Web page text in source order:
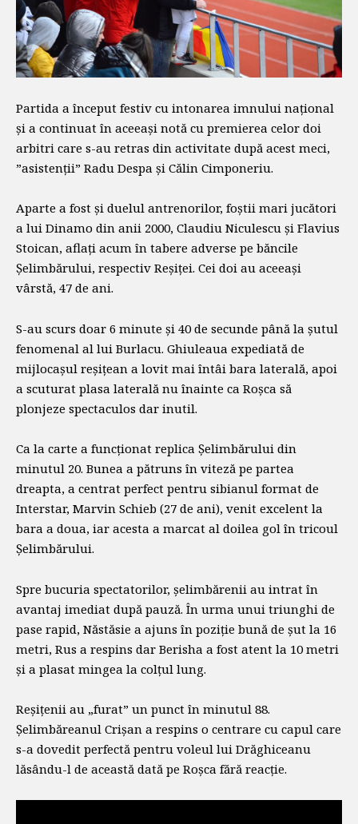
Partida a început festiv cu intonarea imnului național
și a continuat în aceeași notă cu premierea celor doi
arbitri care s-au retras din activitate după acest meci,
”asistenții” Radu Despa și Călin Cimponeriu.
Aparte a fost și duelul antrenorilor, foștii mari jucători
a lui Dinamo din anii 2000, Claudiu Niculescu și Flavius
Stoican, aflați acum în tabere adverse pe băncile
Șelimbărului, respectiv Reșiței. Cei doi au aceeași
vârstă, 47 de ani.
S-au scurs doar 6 minute și 40 de secunde până la șutul
fenomenal al lui Burlacu. Ghiuleaua expediată de
mijlocașul reșițean a lovit mai întâi bara laterală, apoi
a scuturat plasa laterală nu înainte ca Roșca să
plonjeze spectaculos dar inutil.
Ca la carte a funcționat replica Șelimbărului din
minutul 20. Bunea a pătruns în viteză pe partea
dreapta, a centrat perfect pentru sibianul format de
Interstar, Marvin Schieb (27 de ani), venit excelent la
bara a doua, iar acesta a marcat al doilea gol în tricoul
Șelimbărului.
Spre bucuria spectatorilor, șelimbărenii au intrat în
avantaj imediat după pauză. În urma unui triunghi de
pase rapid, Năstăsie a ajuns în poziție bună de șut la 16
metri, Rus a respins dar Berisha a fost atent la 10 metri
și a plasat mingea la colțul lung.
Reșițenii au „furat” un punct în minutul 88.
Șelimbăreanul Crișan a respins o centrare cu capul care
s-a dovedit perfectă pentru voleul lui Drăghiceanu
lăsându-l de această dată pe Roșca fără reacție.